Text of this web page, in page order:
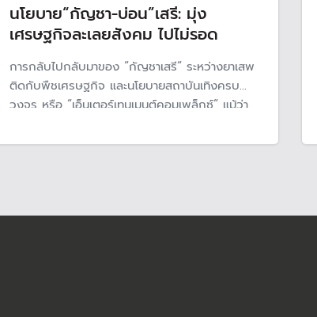
นโยบาย“กัญชา-บ่อน”เสรี: มุ่ง
เศรษฐกิจละเลยสังคม ไปไม่รอด
การกลับไปกลับมาของ “กัญชาเสรี“ ระหว่างยาเสพ
ติดกับพืชเศรษฐกิจ และนโยบายสถาบันเทิงครบ
วงจร หรือ “เอ็นเตอร์เทนเมนต์คอมเพล็กซ์“ แม้ว่า
มาจากความขัดแย้งทางการเมือง แต่อีกด้านหนึ่งมา